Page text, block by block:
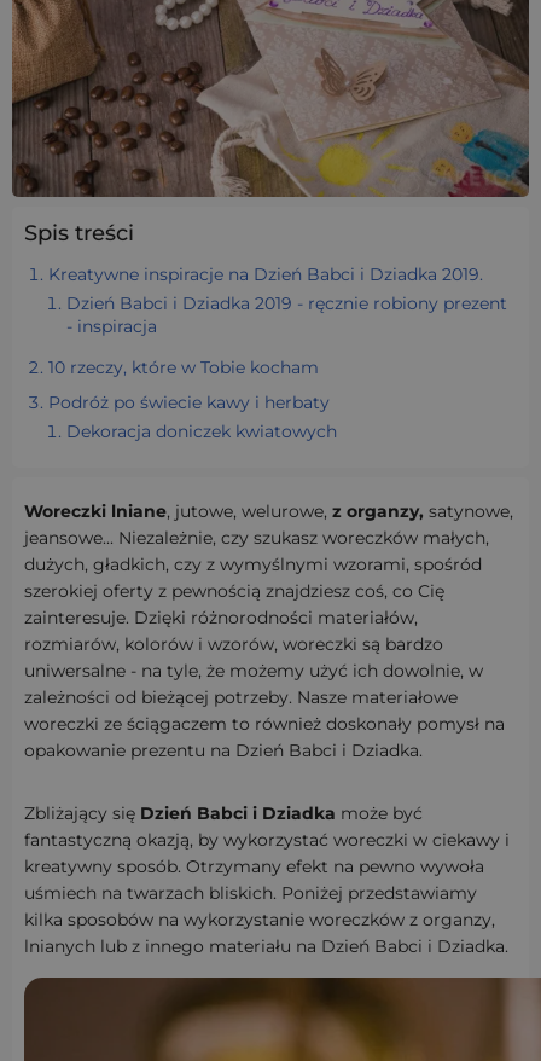
Spis treści
Kreatywne inspiracje na Dzień Babci i Dziadka 2019.
Dzień Babci i Dziadka 2019 - ręcznie robiony prezent
- inspiracja
10 rzeczy, które w Tobie kocham
Podróż po świecie kawy i herbaty
Dekoracja doniczek kwiatowych
Woreczki lniane, jutowe, welurowe, z organzy, satynowe,
jeansowe... Niezależnie, czy szukasz woreczków małych,
dużych, gładkich, czy z wymyślnymi wzorami, spośród
szerokiej oferty z pewnością znajdziesz coś, co Cię
zainteresuje. Dzięki różnorodności materiałów,
rozmiarów, kolorów i wzorów, woreczki są bardzo
uniwersalne - na tyle, że możemy użyć ich dowolnie, w
zależności od bieżącej potrzeby. Nasze materiałowe
woreczki ze ściągaczem to również doskonały pomysł na
opakowanie prezentu na Dzień Babci i Dziadka.
Zbliżający się Dzień Babci i Dziadka może być
fantastyczną okazją, by wykorzystać woreczki w ciekawy i
kreatywny sposób. Otrzymany efekt na pewno wywoła
uśmiech na twarzach bliskich. Poniżej przedstawiamy
kilka sposobów na wykorzystanie woreczków z organzy,
lnianych lub z innego materiału na Dzień Babci i Dziadka.